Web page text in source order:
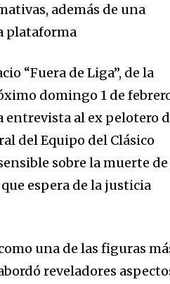
además de una
plataforma
“Fuera de Liga”, de la
domingo 1 de
entrevista al ex pelotero
del Equipo del Clásico
sobre la muerte
espera de la justicia
una de las figuras
reveladores